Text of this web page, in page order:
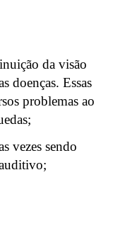
da visão
doenças. Essas
problemas ao
vezes sendo